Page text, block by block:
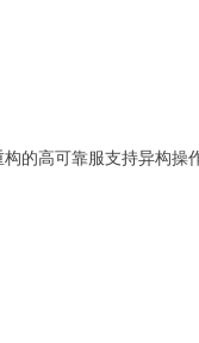
的高可靠服支持异构操